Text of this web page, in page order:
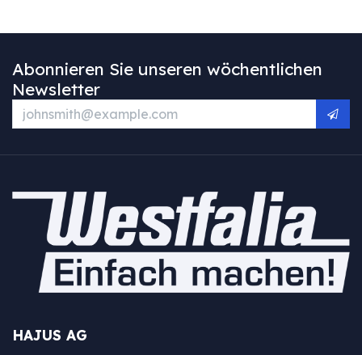
Abonnieren Sie unseren wöchentlichen
Newsletter
HAJUS AG